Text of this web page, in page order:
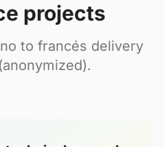
projects
to francés delivery